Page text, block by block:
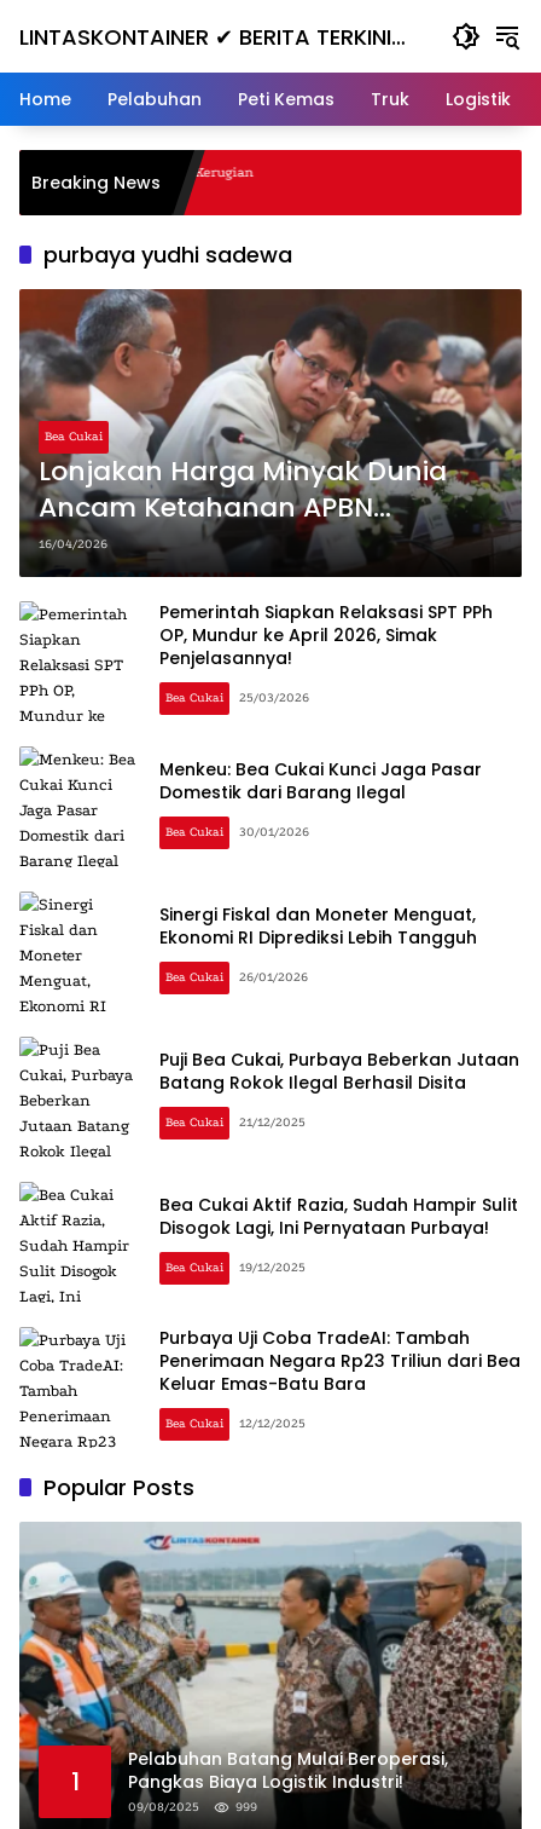
LINTASKONTAINER ✔ BERITA TERKINI
KONTAINER TERBARU HARI INI
Home Pelabuhan Peti Kemas Truk Logistik
Breaking News
Masuk ke Jurang, Kerugian
purbaya yudhi sadewa
Bea Cukai
Lonjakan Harga Minyak Dunia
Ancam Ketahanan APBN
Indonesia
16/04/2026
Pemerintah Siapkan Relaksasi SPT PPh
OP, Mundur ke April 2026, Simak
Penjelasannya!
Bea Cukai 25/03/2026
Menkeu: Bea Cukai Kunci Jaga Pasar
Domestik dari Barang Ilegal
Bea Cukai 30/01/2026
Sinergi Fiskal dan Moneter Menguat,
Ekonomi RI Diprediksi Lebih Tangguh
Bea Cukai 26/01/2026
Puji Bea Cukai, Purbaya Beberkan Jutaan
Batang Rokok Ilegal Berhasil Disita
Bea Cukai 21/12/2025
Bea Cukai Aktif Razia, Sudah Hampir Sulit
Disogok Lagi, Ini Pernyataan Purbaya!
Bea Cukai 19/12/2025
Purbaya Uji Coba TradeAI: Tambah
Penerimaan Negara Rp23 Triliun dari Bea
Keluar Emas-Batu Bara
Bea Cukai 12/12/2025
Popular Posts
1
Pelabuhan Batang Mulai Beroperasi,
Pangkas Biaya Logistik Industri!
09/08/2025 999